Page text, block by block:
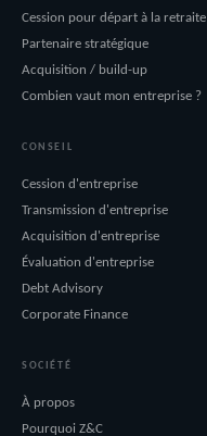
Cession pour départ à la retraite
Partenaire stratégique
Acquisition / build-up
Combien vaut mon entreprise ?
CONSEIL
Cession d'entreprise
Transmission d'entreprise
Acquisition d'entreprise
Évaluation d'entreprise
Debt Advisory
Corporate Finance
SOCIÉTÉ
À propos
Pourquoi Z&C